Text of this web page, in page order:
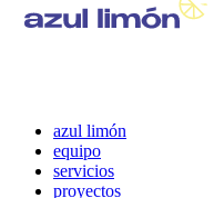
azul limón
equipo
servicios
proyectos